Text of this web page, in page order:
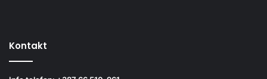
Kontakt